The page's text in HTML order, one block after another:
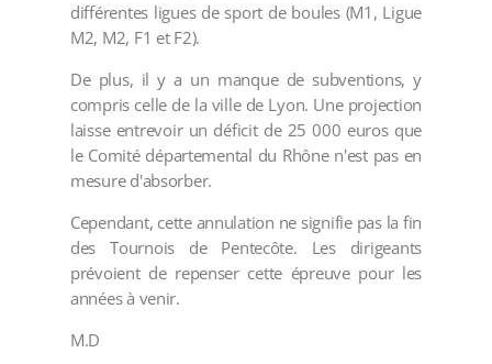
différentes ligues de sport de boules (M1, Ligue
M2, M2, F1 et F2).
De plus, il y a un manque de subventions, y
compris celle de la ville de Lyon. Une projection
laisse entrevoir un déficit de 25 000 euros que
le Comité départemental du Rhône n'est pas en
mesure d'absorber.
Cependant, cette annulation ne signifie pas la fin
des Tournois de Pentecôte. Les dirigeants
prévoient de repenser cette épreuve pour les
années à venir.
M.D